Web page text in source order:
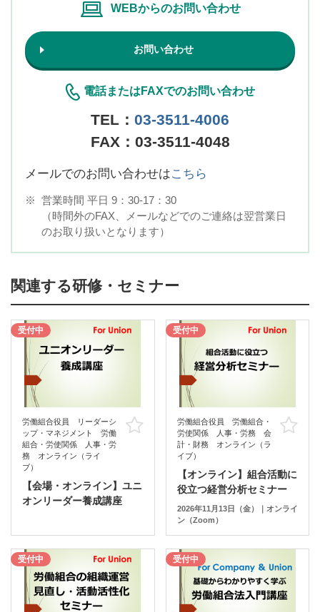
WEBからのお問い合わせ
お問い合わせ
電話またはFAXでのお問い合わせ
TEL： 03-3511-4006
FAX：03-3511-4048
メールでのお問い合わせはこちら
※ 営業時間 平日 9：30-17：30
（時間外のFAX、メールなどでのご連絡は翌営業日
のお取り扱いとなります）
関連する研修・セミナー
受付中
労働組合役員 リーダーシ
ップ・マネジメント 労働
組合・労使関係 人事・労
務 オンライン（ライ
ブ）
お気に入り
【会場・オンライン】ユニ
オンリーダー養成講座
受付中
労働組合役員 労働組合・
労使関係 人事・労務 会
計・財務 オンライン（ラ
イブ）
【オンライン】組合活動に
役立つ経営分析セミナー
2026年11月13日（金）｜オンライ
ン（Zoom）
受付中 受付中